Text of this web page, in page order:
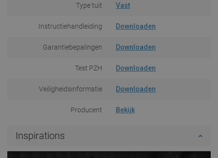
Type tuit Vast
Instructiehandleiding Downloaden
Garantiebepalingen Downloaden
Test PZH Downloaden
Veiligheidsinformatie Downloaden
Producent Bekijk
Inspirations